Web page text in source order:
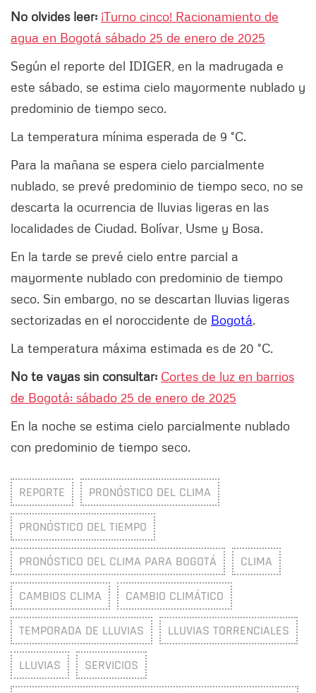
No olvides leer: ¡Turno cinco! Racionamiento de
agua en Bogotá sábado 25 de enero de 2025
Según el reporte del IDIGER, en la madrugada e
este sábado, se estima cielo mayormente nublado y
predominio de tiempo seco.
La temperatura mínima esperada de 9 °C.
Para la mañana se espera cielo parcialmente
nublado, se prevé predominio de tiempo seco, no se
descarta la ocurrencia de lluvias ligeras en las
localidades de Ciudad. Bolívar, Usme y Bosa.
En la tarde se prevé cielo entre parcial a
mayormente nublado con predominio de tiempo
seco. Sin embargo, no se descartan lluvias ligeras
sectorizadas en el noroccidente de Bogotá.
La temperatura máxima estimada es de 20 °C.
No te vayas sin consultar: Cortes de luz en barrios
de Bogotá: sábado 25 de enero de 2025
En la noche se estima cielo parcialmente nublado
con predominio de tiempo seco.
REPORTE PRONÓSTICO DEL CLIMA
PRONÓSTICO DEL TIEMPO
PRONÓSTICO DEL CLIMA PARA BOGOTÁ CLIMA
CAMBIOS CLIMA CAMBIO CLIMÁTICO
TEMPORADA DE LLUVIAS LLUVIAS TORRENCIALES
LLUVIAS SERVICIOS